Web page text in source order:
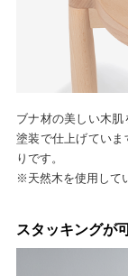
ブナ材の美しい木
塗装で仕上げてい
りです。
※天然木を使用して
スタッキングが